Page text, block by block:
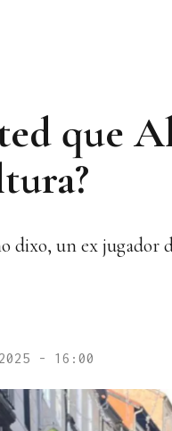
que
dixo, un ex jugador
- 16:00